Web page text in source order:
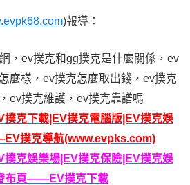
)報導：
，ev撲克和gg撲克是什麼關係，ev
麼樣，ev撲克怎麼取出錢，ev撲克
ev撲克維護，ev撲克靠譜嗎
撲克下載|EV撲克電腦版|EV撲克娛
撲克導航(www.evpks.com)
撲克娛樂場|EV撲克保險|EV撲克娛
布頁——EV撲克下載